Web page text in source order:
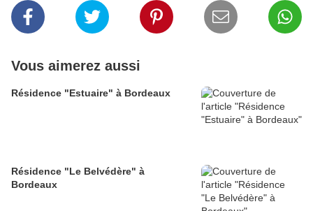
Vous aimerez aussi
Résidence "Estuaire" à Bordeaux
Résidence "Le Belvédère" à
Bordeaux